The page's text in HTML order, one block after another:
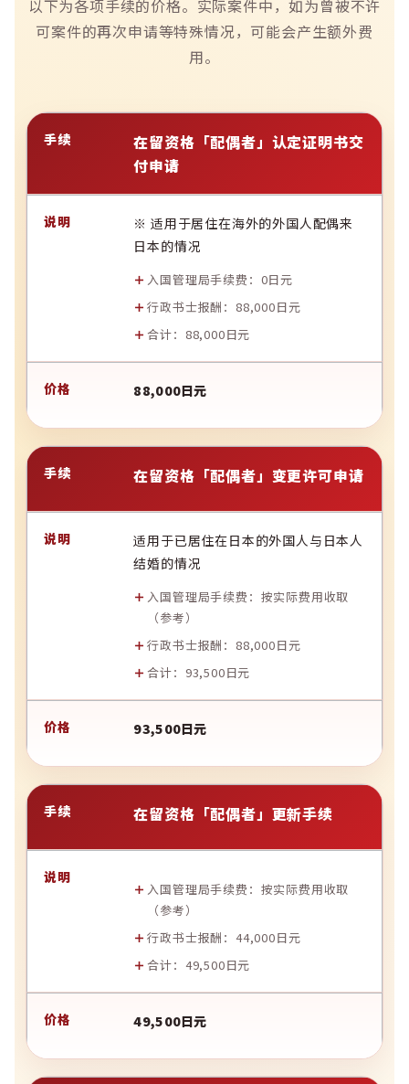
以下为各项手续的价格。实际案件中，如为曾被不许
可案件的再次申请等特殊情况，可能会产生额外费
用。
在留资格「配偶者」认定证明书交
付申请
※ 适用于居住在海外的外国人配偶来
日本的情况
入国管理局手续费：0日元
行政书士报酬：88,000日元
合计：88,000日元
88,000日元
在留资格「配偶者」变更许可申请
适用于已居住在日本的外国人与日本人
结婚的情况
入国管理局手续费：按实际费用收取
（参考）
行政书士报酬：88,000日元
合计：93,500日元
93,500日元
在留资格「配偶者」更新手续
入国管理局手续费：按实际费用收取
（参考）
行政书士报酬：44,000日元
合计：49,500日元
49,500日元